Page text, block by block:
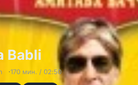
Babli Banti va
170 мин. / 02:50